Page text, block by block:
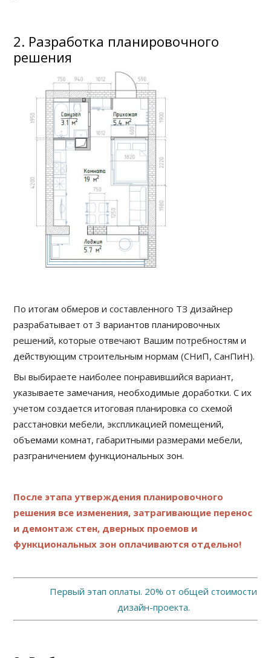
2. Разработка планировочного
решения
По итогам обмеров и составленного ТЗ дизайнер
разрабатывает от 3 вариантов планировочных
решений, которые отвечают Вашим потребностям и
действующим строительным нормам (СНиП, СанПиН).
Вы выбираете наиболее понравившийся вариант,
указываете замечания, необходимые доработки. С их
учетом создается итоговая планировка со схемой
расстановки мебели, экспликацией помещений,
объемами комнат, габаритными размерами мебели,
разграничением функциональных зон.
После этапа утверждения планировочного
решения все изменения, затрагивающие перенос
и демонтаж стен, дверных проемов и
функциональных зон оплачиваются отдельно!
Первый этап оплаты. 20% от общей стоимости
дизайн-проекта.